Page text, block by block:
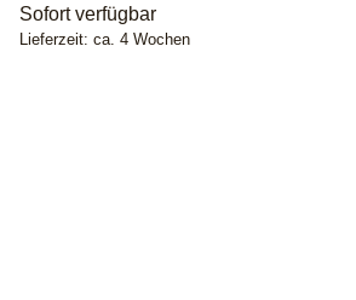
Sofort verfügbar
Lieferzeit: ca. 4 Wochen